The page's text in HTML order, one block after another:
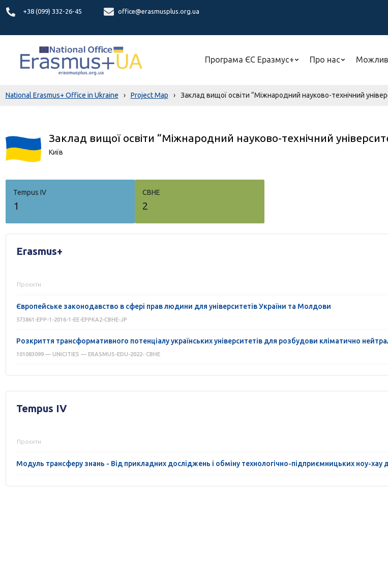
+38 (099) 332-26-45
office@erasmusplus.org.ua
Програма ЄС Еразмус+ Про нас
National Erasmus+ Office in Ukraine › Project Map › Заклад вищої освіти “Міжнародний науково-технічний
Заклад вищої освіти “Міжнародний науково-технічний
Київ
Tempus IV
1
СВНЕ
2
Erasmus+
Проєкти
Європейське законодавство в сфері прав людини для університетів України та Молдови
573861-EPP-1-2016-1-EE-EPPKA2-CBHE-JP
Розкриття трансформативного потенціалу українських університетів для розбудови кліматично
101083099 — UNICITIES — ERASMUS-EDU-2022- CBHE
Tempus IV
Проєкти
Модуль трансферу знань - Від прикладних досліджень і обміну технологічно-підприємницьких ноу-